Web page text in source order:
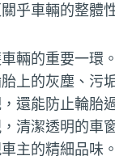
乎車輛的整體
輛的重要一環
上的灰塵、污
還能防止輪胎
清潔透明的車
主的精細品味。